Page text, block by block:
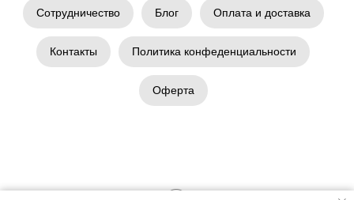
Сотрудничество Блог Оплата и доставка
Контакты Политика конфеденциальности
Оферта